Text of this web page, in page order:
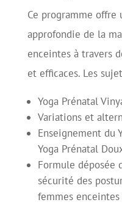
Ce programme offre
approfondie de la
enceintes à travers
et efficaces. Les
Yoga Prénatal
Variations et
Enseignement du
Yoga Prénatal
Formule déposée
sécurité des
femmes enceintes